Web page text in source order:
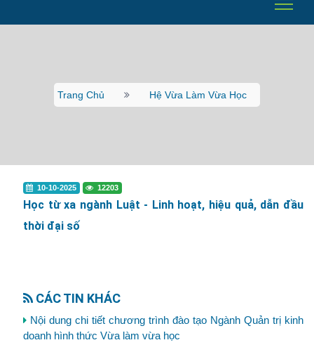
Trang Chủ Hệ Vừa Làm Vừa Học
10-10-2025 12203
Học từ xa ngành Luật - Linh hoạt, hiệu quả, dẫn đầu
thời đại số
CÁC TIN KHÁC
Nội dung chi tiết chương trình đào tạo Ngành Quản trị kinh
doanh hình thức Vừa làm vừa học